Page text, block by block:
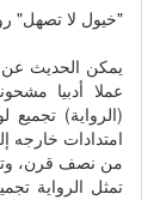
"خيول لا تصهل"
يمكن الحديث عن
عملا أدبيا
(الرواية) تجميع
امتدادات خارجه
من نصف قرن،
تمثل الرواية